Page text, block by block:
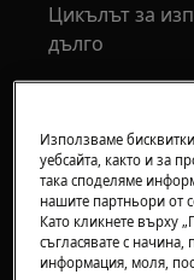
Цикълът за
дълго
нормално
и вида на
Използваме
уебсайта, както и за
така споделяме
нашите партньори от
Като кликнете върху
съгласявате с
информация, моля,